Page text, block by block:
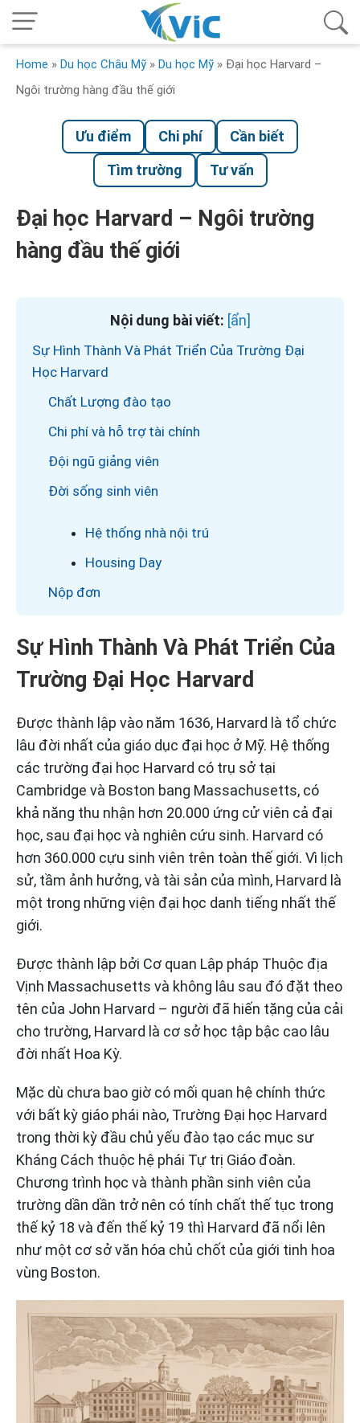
Home » Du học Châu Mỹ » Du học Mỹ » Đại học Harvard –
Ngôi trường hàng đầu thế giới
Ưu điểm Chi phí
Cần biết
Tìm trường
Tư vấn
Đại học Harvard – Ngôi trường
hàng đầu thế giới
Nội dung bài viết:
Sự Hình Thành Và Phát Triển Của Trường Đại
Học Harvard
Chất Lượng đào tạo
Chi phí và hỗ trợ tài chính
Đội ngũ giảng viên
Đời sống sinh viên
Hệ thống nhà nội trú
Housing Day
Nộp đơn
Sự Hình Thành Và Phát Triển Của
Trường Đại Học Harvard
Được thành lập vào năm 1636, Harvard là tổ chức
lâu đời nhất của giáo dục đại học ở Mỹ. Hệ thống
các trường đại học Harvard có trụ sở tại
Cambridge và Boston bang Massachusetts, có
khả năng thu nhận hơn 20.000 ứng cử viên cả đại
học, sau đại học và nghiên cứu sinh. Harvard có
hơn 360.000 cựu sinh viên trên toàn thế giới. Vì lịch
sử, tầm ảnh hưởng, và tài sản của mình, Harvard là
một trong những viện đại học danh tiếng nhất thế
giới.
Được thành lập bởi Cơ quan Lập pháp Thuộc địa
Vịnh Massachusetts và không lâu sau đó đặt theo
tên của John Harvard – người đã hiến tặng của cải
cho trường, Harvard là cơ sở học tập bậc cao lâu
đời nhất Hoa Kỳ.
Mặc dù chưa bao giờ có mối quan hệ chính thức
với bất kỳ giáo phái nào, Trường Đại học Harvard
trong thời kỳ đầu chủ yếu đào tạo các mục sư
Kháng Cách thuộc hệ phái Tự trị Giáo đoàn.
Chương trình học và thành phần sinh viên của
trường dần dần trở nên có tính chất thế tục trong
thế kỷ 18 và đến thế kỷ 19 thì Harvard đã nổi lên
như một cơ sở văn hóa chủ chốt của giới tinh hoa
vùng Boston.